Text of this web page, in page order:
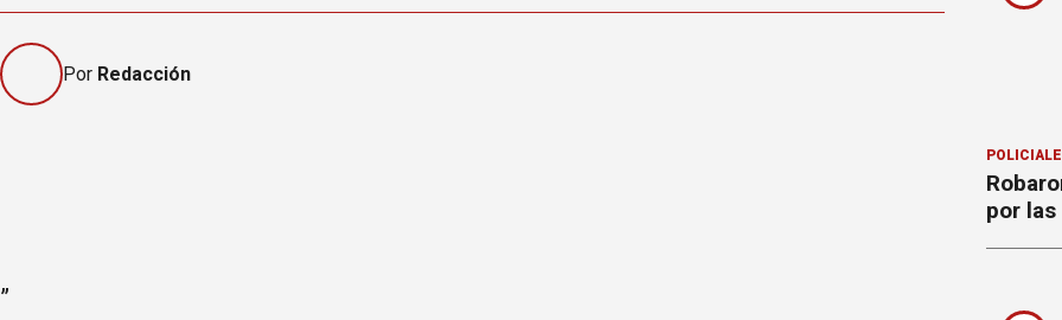
Por Redacción
”
por